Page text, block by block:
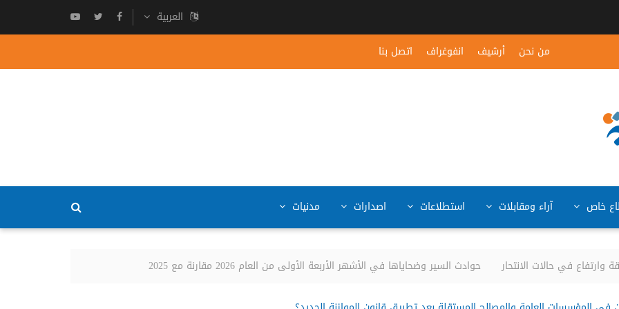
العربية
من نحن
أرشيف انفوغراف اتصل بنا
خاص آراء ومقابلات استطلاعات اصدارات مدنيات
حوادث السير وضحاياها في الأشهر الأربعة الأولى من العام 2026 مقارنة مع 2025 في حالات الانتحار